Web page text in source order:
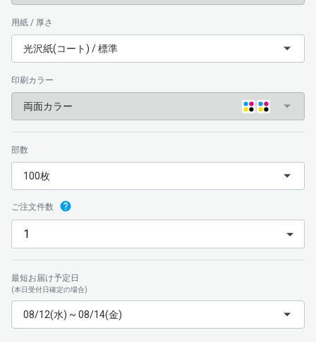
用紙 / 厚さ
光沢紙(コート) / 標準
印刷カラー
両面カラー
部数
100枚
ご注文件数
最短お届け予定日
(本日受付日確定の場合)
08/12(水) ~ 08/14(金)